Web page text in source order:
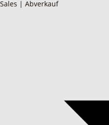
Sales | Abverkauf